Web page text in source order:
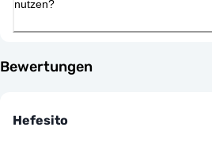
nutzen?
Bewertungen
Hefesito